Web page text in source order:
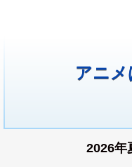
アニ
2026年